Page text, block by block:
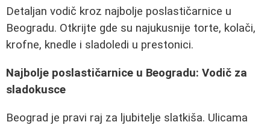
Detaljan vodič kroz najbolje poslastičarnice u
Beogradu. Otkrijte gde su najukusnije torte, kolači,
krofne, knedle i sladoledi u prestonici.
Najbolje poslastičarnice u Beogradu: Vodič za
sladokusce
Beograd je pravi raj za ljubitelje slatkiša. Ulicama